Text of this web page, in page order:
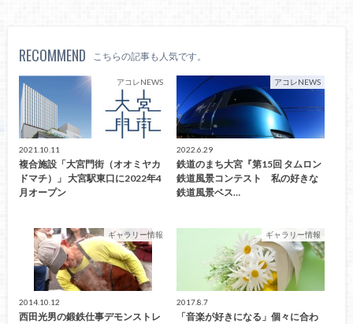
RECOMMEND こちらの記事も人気です。
アコレNEWS
2021.10.11
複合施設「大宮門街（オオミヤカ
ドマチ）」 大宮駅東口に2022年4
月オープン
アコレNEWS
2022.6.29
鉄道のまち大宮『第15回 タムロン
鉄道風景コンテスト 私の好きな
鉄道風景ベス…
ギャラリー情報
2014.10.12
西田光男の鍛鉄仕事デモンストレ
ギャラリー情報
2017.8.7
「音楽が好きになる」個々に合わ